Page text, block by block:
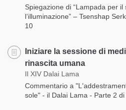
Spiegazione di “Lampada per
l’illuminazione” – Tsenshap
10
Iniziare la sessione di
rinascita umana
Il XIV Dalai Lama
Commentario a
sole" - il Dalai Lama - Parte 2 di